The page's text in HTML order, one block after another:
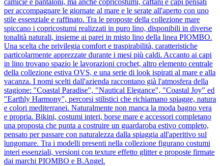
camicie e pantaloni, ma anche copricostumi, caftani e capi pensati
per accompagnare le giornate al mare e le serate all'aperto con uno
stile essenziale e raffinato. Tra le proposte della collezione mare
spiccano i copricostumi realizzati in puro lino, disponibili in diverse
tonalità naturali, insieme ai parei in misto lino della linea PIOMBO.
Una scelta che privilegia comfort e traspirabilità, caratteristiche
particolarmente apprezzate durante i mesi più caldi. Accanto ai capi
in lino trovano spazio le lavorazioni crochet, altro elemento centrale
della collezione estiva OVS, e una serie di look ispirati al mare e alla
vacanza. I nomi scelti dall'azienda raccontano già l'atmosfera della
stagione: "Coastal Paradise", "Nautical Elegance", "Coastal Joy" ed
"Earthly Harmony", percorsi stilistici che richiamano spiagge, natura
e colori mediterranei. Naturalmente non manca la moda bagno vera
e propria. Bikini, costumi interi, borse mare e accessori completano
una proposta che punta a costruire un guardaroba estivo completo,
pensato per passare con naturalezza dalla spiaggia all'aperitivo sul
lungomare. Tra i modelli presenti nella collezione figurano costumi
interi essenziali, versioni con texture effetto glitter e proposte firmate
dai marchi PIOMBO e B.Angel.